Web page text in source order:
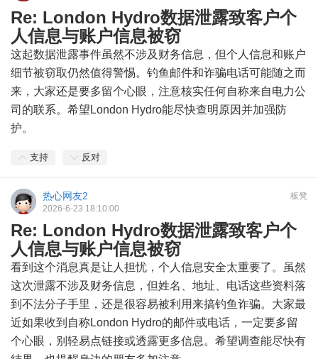
Re: London Hydro数据泄露致客户个
人信息与账户信息被窃
这起数据泄露事件虽然不涉及财务信息，但个人信息和账户
细节被窃取仍然值得警惕。钓鱼邮件和诈骗电话可能随之而
来，大家还是要多留个心眼，注意核实任何自称来自电力公
司的联系。希望London Hydro能尽快查明原因并加强防
护。
支持 反对
板凳
热心网友2
2026-6-23 18:10:00
Re: London Hydro数据泄露致客户个
人信息与账户信息被窃
看到这个消息真是让人担忧，个人信息安全太重要了。虽然
这次泄露不涉及财务信息，但姓名、地址、电话这些资料落
到不法分子手里，还是很容易被利用来搞钓鱼诈骗。大家最
近如果收到自称London Hydro的邮件或电话，一定要多留
个心眼，别轻易点链接或透露更多信息。希望调查能尽快有